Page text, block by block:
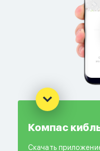
Компас
Скачать